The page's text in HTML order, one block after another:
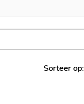
Sorteer op: